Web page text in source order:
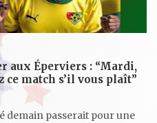
aux Éperviers : “Mardi,
ce match s’il vous plaît”
demain passerait pour une